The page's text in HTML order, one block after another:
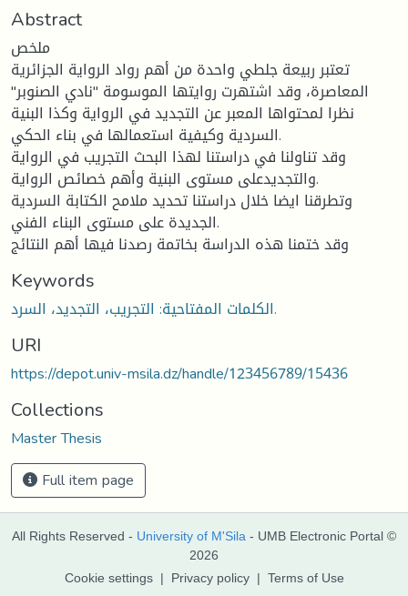
Abstract
ملخص
تعتبر ربيعة جلطي واحدة من أهم رواد الرواية الجزائرية
المعاصرة، وقد اشتهرت روايتها الموسومة "نادي الصنوبر"
نظرا لمحتواها المعبر عن التجديد في الرواية وكذا البنية
السردية وكيفية استعمالها في بناء الحكي.
وقد تناولنا في دراستنا لهذا البحث التجريب في الرواية
والتجديدعلى مستوى البنية وأهم خصائص الرواية.
وتطرقنا ايضا خلال دراستنا تحديد ملامح الكتابة السردية
الجديدة على مستوى البناء الفني.
وقد ختمنا هذه الدراسة بخاتمة رصدنا فيها أهم النتائج
Keywords
الكلمات المفتاحية: التجريب، التجديد، السرد.
URI
https://depot.univ-msila.dz/handle/123456789/15436
Collections
Master Thesis
Full item page
All Rights Reserved - University of M'Sila - UMB Electronic Portal ©
2026
Cookie settings | Privacy policy | Terms of Use